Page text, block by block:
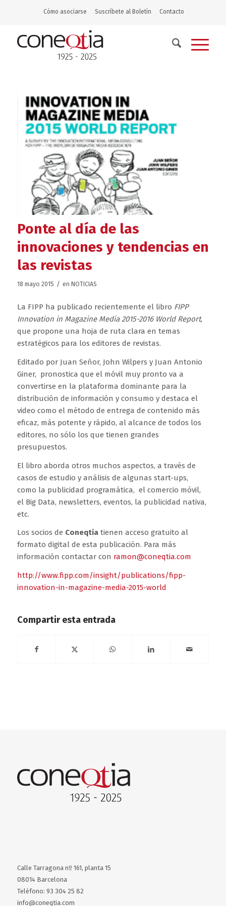
Cómo asociarse Suscríbete al Boletín Contacto
Ponte al día de las
innovaciones y tendencias en
las revistas
18 mayo 2015 / en NOTICIAS
La FIPP ha publicado recientemente el libro FIPP
Innovation in Magazine Media 2015-2016 World Report,
que propone una hoja de ruta clara en temas
estratégicos para los editores de revistas.
Editado por Juan Señor, John Wilpers y Juan Antonio
Giner, pronostica que el móvil muy pronto va a
convertirse en la plataforma dominante para la
distribución de información y consumo y destaca el
video como el método de entrega de contenido más
eficaz, más potente y rápido, al alcance de todos los
editores, no sólo los que tienen grandes
presupuestos.
El libro aborda otros muchos aspectos, a través de
casos de estudio y análisis de algunas start-ups,
como la publicidad programática, el comercio móvil,
el Big Data, newsletters, eventos, la publicidad nativa,
etc.
Los socios de Coneqtiatienen acceso gratuito al
formato digital de esta publicación. Para más
información contactar con ramon@coneqtia.com
http://www.fipp.com/insight/publications/fipp-
innovation-in-magazine-media-2015-world
Compartir esta entrada
Calle Tarragona nº 161, planta 15
08014 Barcelona
Teléfono: 93 304 25 82
info@coneqtia.com